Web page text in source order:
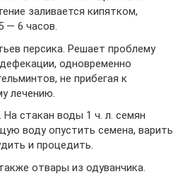
заливается кипятком,
— 6 часов.
персика. Решает проблему
одновременно
не прибегая к
лечению.
На стакан воды 1 ч. л. семян
воду опустить семена, варить
и процедить.
отвары из одуванчика.